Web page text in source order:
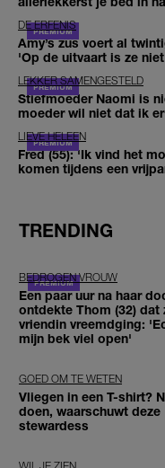
DE ERFENIS
Amy’s zus voert al
'Op de uitvaart is ze
LEKKER SAMENGESTELD
Stiefmoeder Naomi is
moeder wil niet dat ik
LIEVE HELEEN
Fred (55): 'Ik vind het
komen tijdens een
TRENDING
BEDROGEN VROUW
Een paar uur na haar
ontdekte Thom (32) dat
vriendin vreemdging:
mijn bek viel open'
GOED OM TE WETEN
Vliegen in een T-shirt?
doen, waarschuwt deze
stewardess